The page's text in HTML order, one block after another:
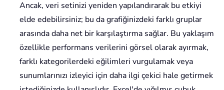
Ancak, veri setinizi yeniden yapılandırarak bu etkiyi
elde edebilirsiniz; bu da grafiğinizdeki farklı gruplar
arasında daha net bir karşılaştırma sağlar. Bu yaklaşım
özellikle performans verilerini görsel olarak ayırmak,
farklı kategorilerdeki eğilimleri vurgulamak veya
sunumlarınızı izleyici için daha ilgi çekici hale getirmek